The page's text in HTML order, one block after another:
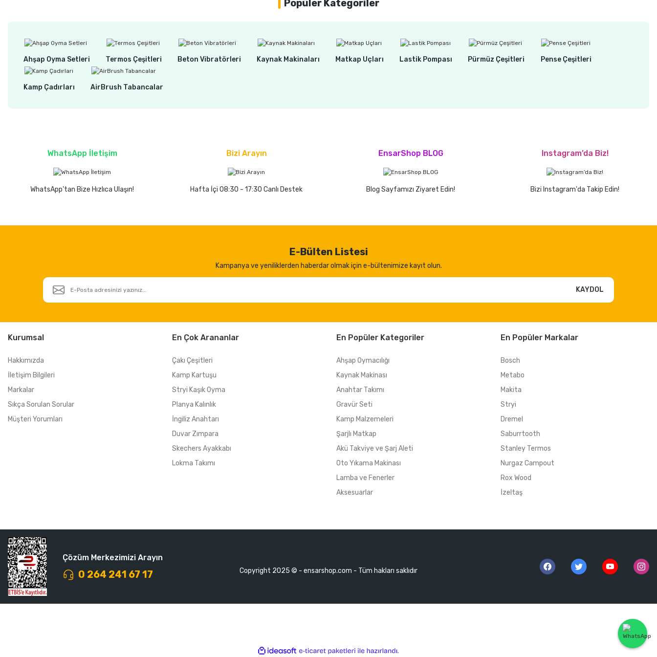
Popüler Kategoriler
Ahşap Oyma Setleri Termos Çeşitleri Beton Vibratörleri Kaynak Makinaları Matkap Uçları Lastik Pompası Pürmüz Çeşitleri Pense Çeşitleri
Kamp Çadırları AirBrush Tabancalar
WhatsApp İletişim
WhatsApp'tan Bize Hızlıca Ulaşın!
Bizi Arayın
Hafta İçi 08:30 - 17:30 Canlı Destek
EnsarShop BLOG
Blog Sayfamızı Ziyaret Edin!
Instagram’da Biz!
Bizi Instagram'da Takip Edin!
E-Bülten Listesi
Kampanya ve yeniliklerden haberdar olmak için e-bültenimize kayıt olun.
KAYDOL
Kurumsal
Hakkımızda
İletişim Bilgileri
Markalar
Sıkça Sorulan Sorular
Müşteri Yorumları
En Çok Arananlar
Çakı Çeşitleri
Kamp Kartuşu
Stryi Kaşık Oyma
Planya Kalınlık
İngiliz Anahtarı
Duvar Zımpara
Skechers Ayakkabı
Lokma Takımı
En Popüler Kategoriler
Ahşap Oymacılığı
Kaynak Makinası
Anahtar Takımı
Gravür Seti
Kamp Malzemeleri
Şarjlı Matkap
Akü Takviye ve Şarj Aleti
Oto Yıkama Makinası
Lamba ve Fenerler
Aksesuarlar
En Popüler Markalar
Bosch
Metabo
Makita
Stryi
Dremel
Saburrtooth
Stanley Termos
Nurgaz Campout
Rox Wood
İzeltaş
Çözüm Merkezimizi Arayın
0 264 241 67 17 Copyright 2025 © - ensarshop.com - Tüm hakları saklıdır
ideasoft
e-